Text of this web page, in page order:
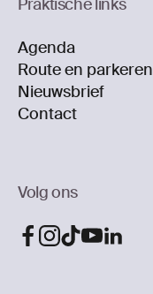
Praktische links
Agenda
Route en parkeren
Nieuwsbrief
Contact
Volg ons